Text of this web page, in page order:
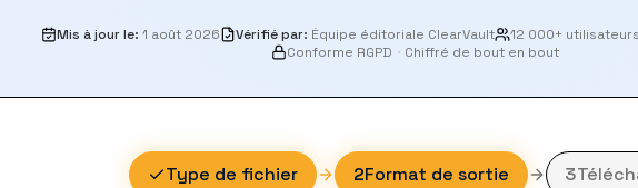
Mis à jour le: 1 août 2026 Vérifié par: Équipe éditoriale ClearVault 12 000+ utilisateurs
Conforme RGPD · Chiffré de bout en bout
Type de fichier 2Format de sortie 3